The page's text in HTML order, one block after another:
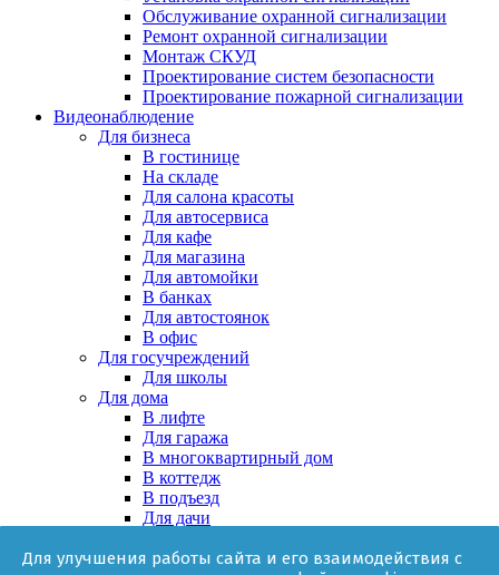
Для улучшения работы сайта и его взаимодействия с
Обслуживание охранной сигнализации
Ремонт охранной сигнализации
Монтаж СКУД
Проектирование систем безопасности
Проектирование пожарной сигнализации
Видеонаблюдение
Для бизнеса
В гостинице
На складе
Для салона красоты
Для автосервиса
Для кафе
Для магазина
Для автомойки
В банках
Для автостоянок
В офис
Для госучреждений
Для школы
Для дома
В лифте
Для гаража
В многоквартирный дом
В коттедж
В подъезд
Для дачи
За няней